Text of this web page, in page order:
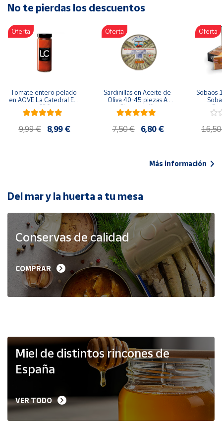
Artesanía
Oficina y
Papelería
Para Canarias,
Ceuta y Melilla
populares
Bono
Cultural
de Correos
Market
Productos
Solidarios
Ayuda
Vendedores
Mapa de
Hazte
vendedor
No te pierdas los descuentos
Oferta
Tomate entero pelado
en AOVE La Catedral ER-
630
9,99 € 8,99 €
Oferta
Sardinillas en Aceite de
Oliva 40-45 piezas A
Churrusquiña
7,50 € 6,80 €
Oferta
Sobaos
Más información
Del mar y la huerta a tu mesa
Conservas de calidad
COMPRAR
Miel de distintos rincones de
España
VER TODO